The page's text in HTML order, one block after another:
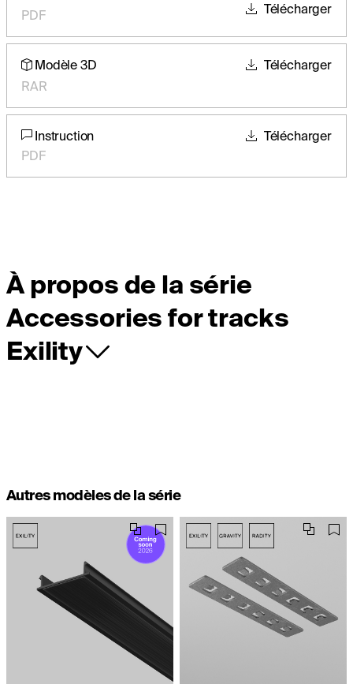
PDF Télécharger
Modèle 3D
RAR
Télécharger
Instruction
PDF
Télécharger
À propos de la série
Accessories for tracks
Exility
Autres modèles de la série